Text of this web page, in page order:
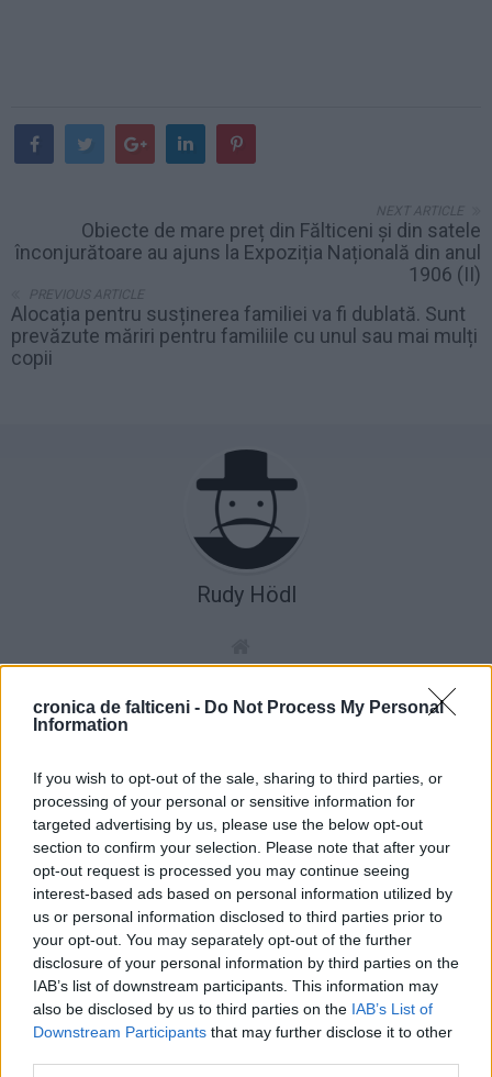
cronica de falticeni - Do Not Process My Personal
Information
If you wish to opt-out of the sale, sharing to third parties, or
processing of your personal or sensitive information for
targeted advertising by us, please use the below opt-out
section to confirm your selection. Please note that after your
opt-out request is processed you may continue seeing
interest-based ads based on personal information utilized by
us or personal information disclosed to third parties prior to
your opt-out. You may separately opt-out of the further
disclosure of your personal information by third parties on the
IAB’s list of downstream participants. This information may
also be disclosed by us to third parties on the IAB’s List of
Downstream Participants that may further disclose it to other
NEXT ARTICLE
Obiecte de mare preț din Fălticeni și din satele
înconjurătoare au ajuns la Expoziția Națională din anul
1906 (II)
PREVIOUS ARTICLE
Alocația pentru susținerea familiei va fi dublată. Sunt
prevăzute măriri pentru familiile cu unul sau mai mulți
copii
Rudy Hödl
ȘTIRI
SĂNĂTATE
08.08.2026
Farmacia Morpheus lansează
promoțiile lunii august. Multe
produse dermato-cosmetice au
prețuri speciale
SĂNĂTATE
20.07.2026
Protest la Spitalul Municipal
Fălticeni. Cadrele medicale cer
salarii juste și deblocarea
posturilor din sănătate